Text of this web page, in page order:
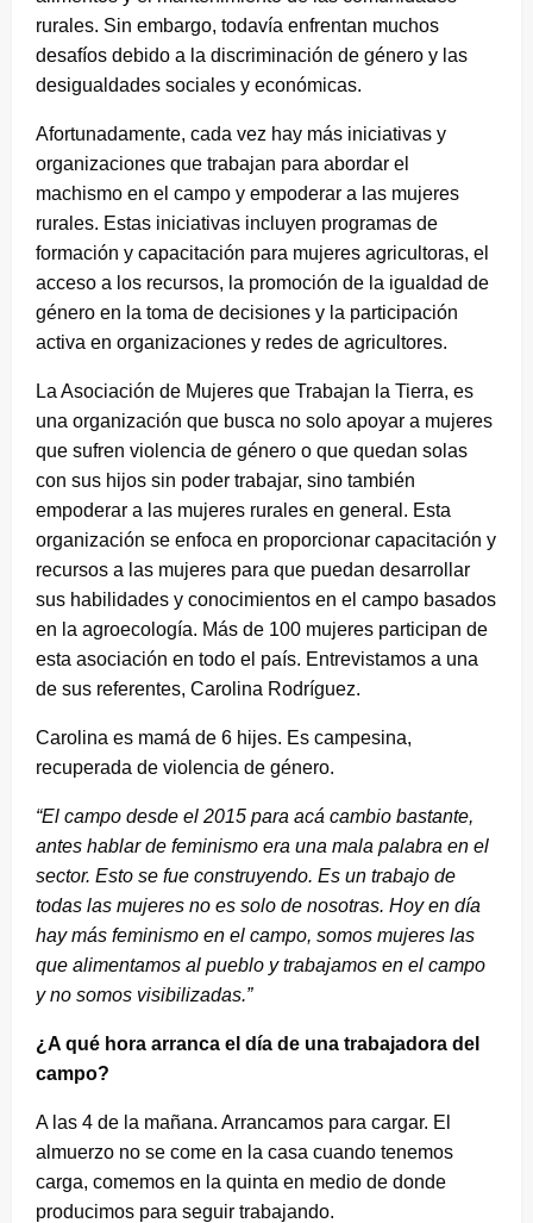
rurales. Sin embargo, todavía enfrentan muchos
desafíos debido a la discriminación de género y las
desigualdades sociales y económicas.
Afortunadamente, cada vez hay más iniciativas y
organizaciones que trabajan para abordar el
machismo en el campo y empoderar a las mujeres
rurales. Estas iniciativas incluyen programas de
formación y capacitación para mujeres agricultoras, el
acceso a los recursos, la promoción de la igualdad de
género en la toma de decisiones y la participación
activa en organizaciones y redes de agricultores.
La Asociación de Mujeres que Trabajan la Tierra, es
una organización que busca no solo apoyar a mujeres
que sufren violencia de género o que quedan solas
con sus hijos sin poder trabajar, sino también
empoderar a las mujeres rurales en general. Esta
organización se enfoca en proporcionar capacitación y
recursos a las mujeres para que puedan desarrollar
sus habilidades y conocimientos en el campo basados
en la agroecología. Más de 100 mujeres participan de
esta asociación en todo el país. Entrevistamos a una
de sus referentes, Carolina Rodríguez.
Carolina es mamá de 6 hijes. Es campesina,
recuperada de violencia de género.
“El campo desde el 2015 para acá cambio bastante,
antes hablar de feminismo era una mala palabra en el
sector. Esto se fue construyendo. Es un trabajo de
todas las mujeres no es solo de nosotras. Hoy en día
hay más feminismo en el campo, somos mujeres las
que alimentamos al pueblo y trabajamos en el campo
y no somos visibilizadas.”
¿A qué hora arranca el día de una trabajadora del
campo?
A las 4 de la mañana. Arrancamos para cargar. El
almuerzo no se come en la casa cuando tenemos
carga, comemos en la quinta en medio de donde
producimos para seguir trabajando.